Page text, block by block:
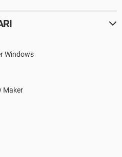
Windows
Maker